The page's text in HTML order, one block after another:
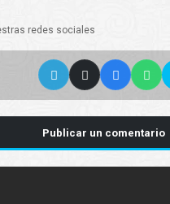
redes sociales
Publicar un comentario